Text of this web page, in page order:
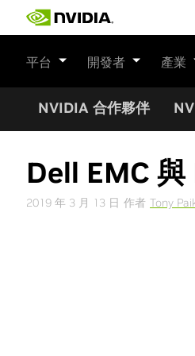
平台 開發者 產業
NVIDIA 合作夥伴
Dell EMC
2019 年 3 月 13 日 作者 Tony